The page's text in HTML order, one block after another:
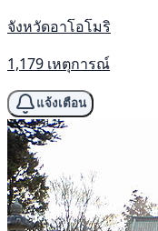
จังหวัดอาโอโมริ
1,179 เหตุการณ์
แจ้งเตือน